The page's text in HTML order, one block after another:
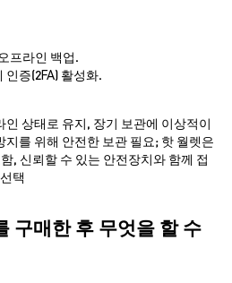
프라인 백업.
인증(2FA) 활성화.
상태로 유지, 장기 보관에 이상적이
를 위해 안전한 보관 필요; 핫 월렛은
, 신뢰할 수 있는 안전장치와 함께 접
택
구매한 후 무엇을 할 수